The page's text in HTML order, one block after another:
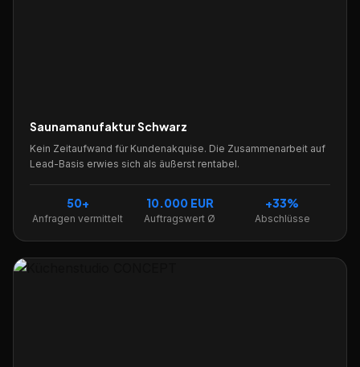
Saunamanufaktur Schwarz
Kein Zeitaufwand für Kundenakquise. Die Zusammenarbeit auf
Lead-Basis erwies sich als äußerst rentabel.
50+
Anfragen vermittelt
10.000 EUR
Auftragswert Ø
+33%
Abschlüsse